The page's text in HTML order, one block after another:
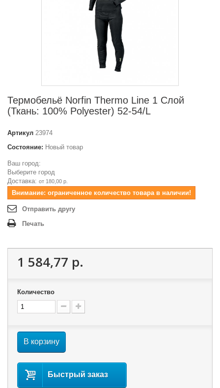
Термобельё Norfin Thermo Line 1 Слой
(Ткань: 100% Polyester) 52-54/L
Артикул 23974
Состояние: Новый товар
Ваш город:
Выберите город
Доставка: от 180,00 р.
Внимание: ограниченное количество товара в наличии!
Отправить другу
Печать
1 584,77 р.
Количество
В корзину
Быстрый заказ